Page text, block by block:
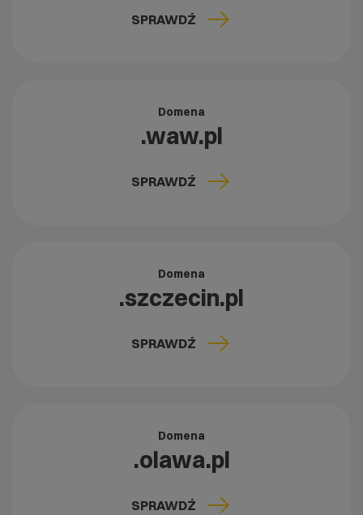
SPRAWDŹ
Domena
.waw.pl
SPRAWDŹ
Domena
.szczecin.pl
SPRAWDŹ
Domena
.olawa.pl
SPRAWDŹ